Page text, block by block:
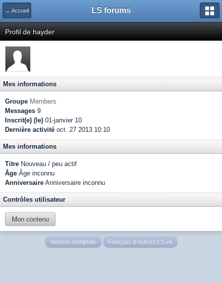
← Accueil LS forums
Profil de hayder
Mes informations
Groupe Members
Messages 9
Inscrit(e) (le) 01-janvier 10
Dernière activité oct. 27 2013 10:10
Mes informations
Titre Nouveau / peu actif
Âge Âge inconnu
Anniversaire Anniversaire inconnu
Contrôles utilisateur
Mon contenu
Version complète Français (France) LS v4